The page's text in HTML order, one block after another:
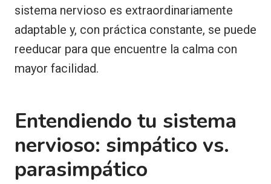
sistema nervioso es extraordinariamente
adaptable y, con práctica constante, se puede
reeducar para que encuentre la calma con
mayor facilidad.
Entendiendo tu sistema
nervioso: simpático vs.
parasimpático